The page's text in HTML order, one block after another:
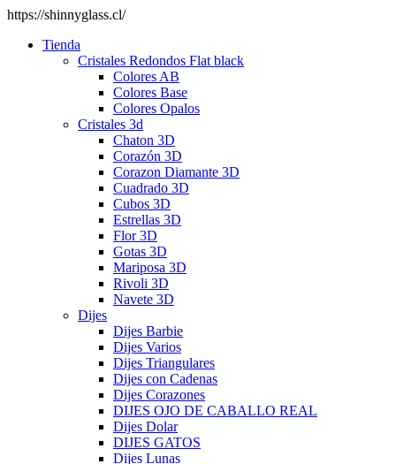
https://shinnyglass.cl/
Tienda
Cristales Redondos Flat black
Colores AB
Colores Base
Colores Opalos
Cristales 3d
Chaton 3D
Corazón 3D
Corazon Diamante 3D
Cuadrado 3D
Cubos 3D
Estrellas 3D
Flor 3D
Gotas 3D
Mariposa 3D
Rivoli 3D
Navete 3D
Dijes
Dijes Barbie
Dijes Varios
Dijes Triangulares
Dijes con Cadenas
Dijes Corazones
DIJES OJO DE CABALLO REAL
Dijes Dolar
DIJES GATOS
Dijes Lunas